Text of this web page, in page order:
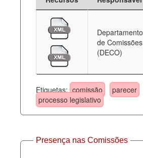
Departamento
de Comissões
(DECO)
Etiquetas: comissão parecer
processo legislativo
Presença nas Comissões